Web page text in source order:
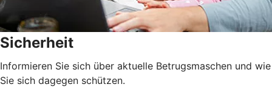
Sicherheit
Informieren Sie sich über aktuelle Betrugsmaschen und wie
Sie sich dagegen schützen.